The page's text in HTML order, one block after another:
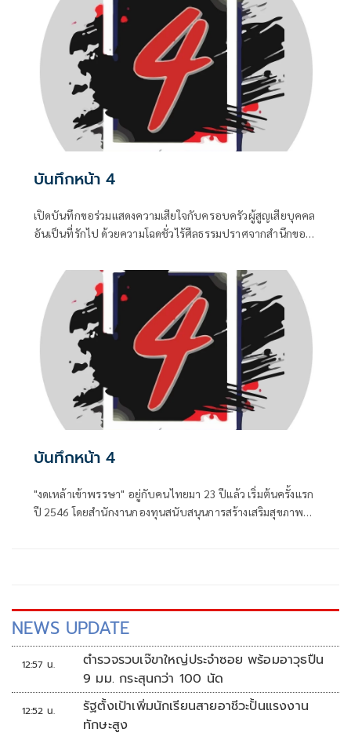
เครดิตเพื่อสร้างความสั่นคลอน และ สส.บางกลุ่มในพรรค
สีน้ำเงินที่กระหายเก้าอี้กระทรวง
บันทึกหน้า 4
เปิดบันทึกขอร่วมแสดงความเสียใจกับครอบครัวผู้สูญเสียบุคคล
อันเป็นที่รักไป ด้วยความโฉดชั่วไร้ศีลธรรมปราศจากสำนึกของ
บันทึกหน้า 4
"งดเหล้าเข้าพรรษา" อยู่กับคนไทยมา 23 ปีแล้ว เริ่มต้นครั้งแรก
ปี 2546 โดยสำนักงานกองทุนสนับสนุนการสร้างเสริมสุขภาพ
NEWS UPDATE
12:57 น.
ตำรวจรวบเจ๊ขาใหญ่ประจำซอย พร้อมอาวุธปืน
9 มม. กระสุนกว่า 100 นัด
12:52 น.
รัฐตั้งเป้าเพิ่มนักเรียนสายอาชีวะปั้นแรงงาน
ทักษะสูง